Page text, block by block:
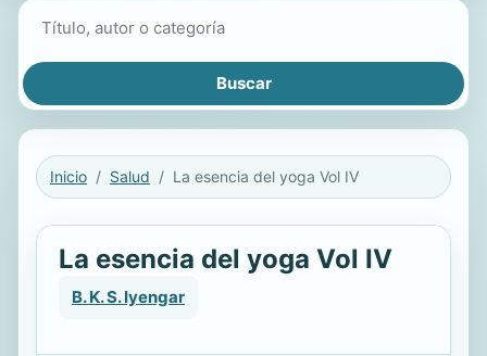
Inicio Salud La esencia del yoga Vol IV
La esencia del yoga Vol IV
B. K. S. Iyengar